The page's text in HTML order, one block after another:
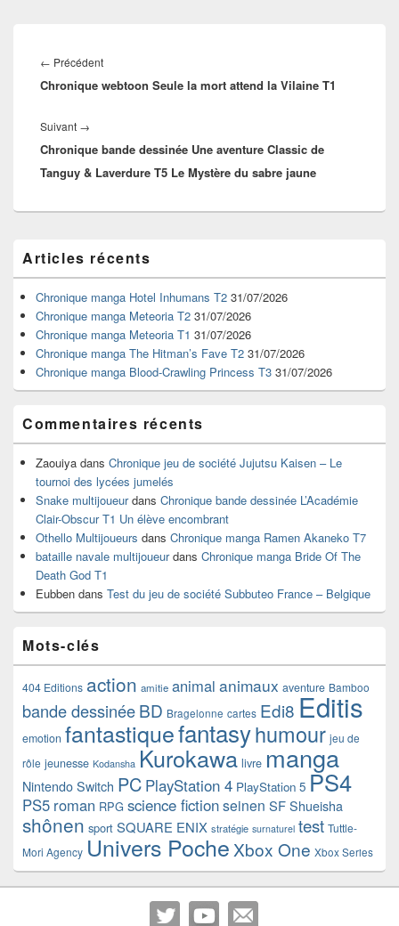
de
l’article
← PrécédentArticle
précédent :
Chronique webtoon Seule la mort attend la Vilaine T1
Suivant →
suivant :
Chronique bande dessinée Une aventure Classic de
Tanguy & Laverdure T5 Le Mystère du sabre jaune
principale
de
widget
pour
barre
latérale
Articles récents
Chronique manga Hotel Inhumans T2 31/07/2026
Chronique manga Meteoria T2 31/07/2026
Chronique manga Meteoria T1 31/07/2026
Chronique manga The Hitman’s Fave T2 31/07/2026
Chronique manga Blood-Crawling Princess T3 31/07/2026
Commentaires récents
Zaouiya dans Chronique jeu de société Jujutsu Kaisen – Le
tournoi des lycées jumelés
Snake multijoueurdans Chronique bande dessinée L’Académie
Clair-Obscur T1 Un élève encombrant
Othello Multijoueurs dans Chronique manga Ramen Akaneko T7
bataille navale multijoueurdans Chronique manga Bride Of The
Death God T1
Eubben dans Test du jeu de société Subbuteo France – Belgique
Mots-clés
404 Editions action amitie animal animaux aventure Bamboo
bande dessinéeBD Bragelonne cartes Edi8 Editis
emotion fantastiquefantasyhumour jeu de
rôle jeunesse Kodansha Kurokawa livre manga
Nintendo Switch PC PlayStation 4 PlayStation 5 PS4
PS5 roman RPG science fictionseinen SF Shueisha
shônen sport SQUARE ENIX stratégie surnaturel test Tuttle-
Mori Agency Univers Poche Xbox One Xbox Series